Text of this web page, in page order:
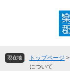
頭
飛現在地 トップページ >
について